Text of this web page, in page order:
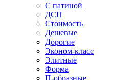
С патиной
ДСП
Стоимость
Дешевые
Дорогие
Эконом-класс
Элитные
Форма
П-образные